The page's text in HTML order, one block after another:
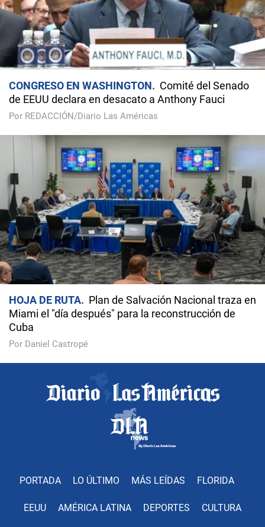
CONGRESO EN WASHINGTON
Comité del Senado
de EEUU declara en desacato a Anthony Fauci
Por REDACCIÓN/Diario Las Américas
HOJA DE RUTA
Plan de Salvación Nacional traza en
Miami el "día después" para la reconstrucción de
Cuba
Por Daniel Castropé
PORTADA LO ÚLTIMO MÁS LEÍDAS FLORIDA
EEUU AMÉRICA LATINA DEPORTES CULTURA